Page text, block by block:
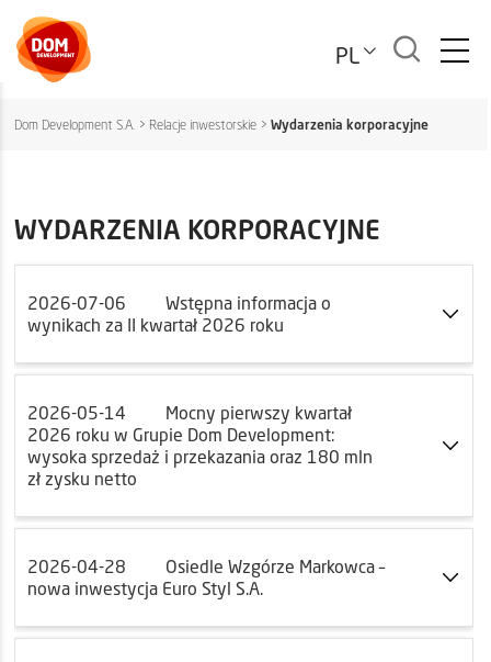
Dom Development S.A. > Relacje inwestorskie >Wydarzenia korporacyjne
WYDARZENIA KORPORACYJNE
2026-07-06
Wstępna informacja o
wynikach za II kwartał 2026 roku
2026-05-14
Mocny pierwszy kwartał
2026 roku w Grupie Dom Development:
wysoka sprzedaż i przekazania oraz 180 mln
zł zysku netto
2026-04-28
Osiedle Wzgórze Markowca –
nowa inwestycja Euro Styl S.A.
PL